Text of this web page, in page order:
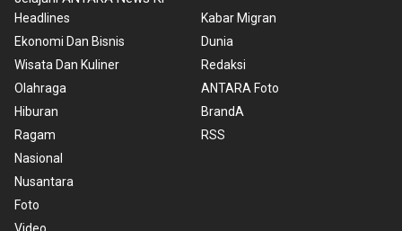
Headlines
Ekonomi Dan Bisnis
Wisata Dan Kuliner
Olahraga
Hiburan
Ragam
Nasional
Nusantara
Foto
Video
Kabar Migran
Dunia
Redaksi
ANTARA Foto
BrandA
RSS